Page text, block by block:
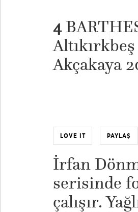
4
Akçakaya
LOVE IT PAYLAŞ
İrfan
serisinde
çalışır.